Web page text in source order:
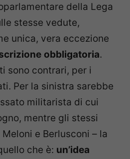
della Lega
stesse vedute,
unica, vera eccezione
obbligatoria.
sono contrari, per i
Per la sinistra sarebbe
militarista di cui
mentre gli stessi
e Berlusconi – la
che è: un’idea